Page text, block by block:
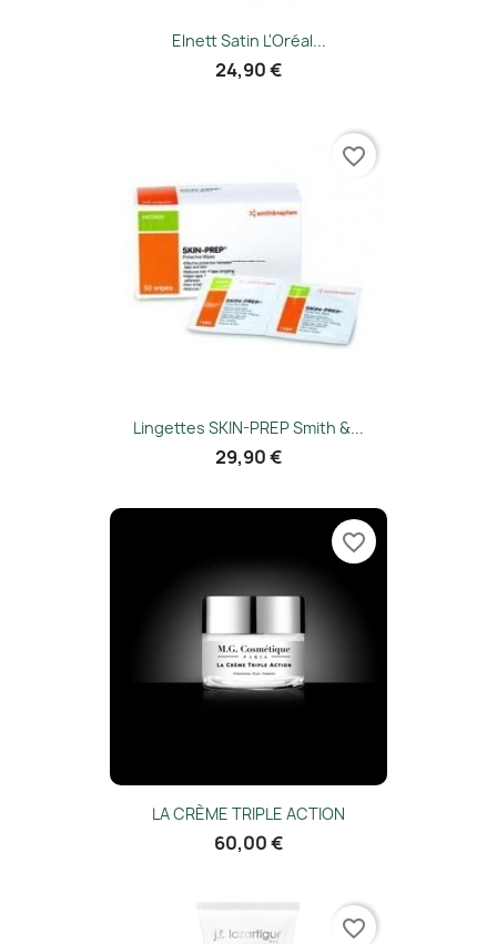
Elnett Satin L'Oréal...
24,90 €
Lingettes SKIN-PREP Smith &...
29,90 €
favorite_border
LA CRÈME TRIPLE ACTION
60,00 €
favorite_border
favorite_border